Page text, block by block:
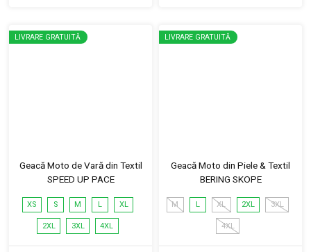
LIVRARE GRATUITĂ
Geacă Moto de Vară din Textil
SPEED UP PACE
XS S M L XL
2XL 3XL 4XL
LIVRARE GRATUITĂ
Geacă Moto din Piele & Textil
BERING SKOPE
M L XL 2XL 3XL
4XL